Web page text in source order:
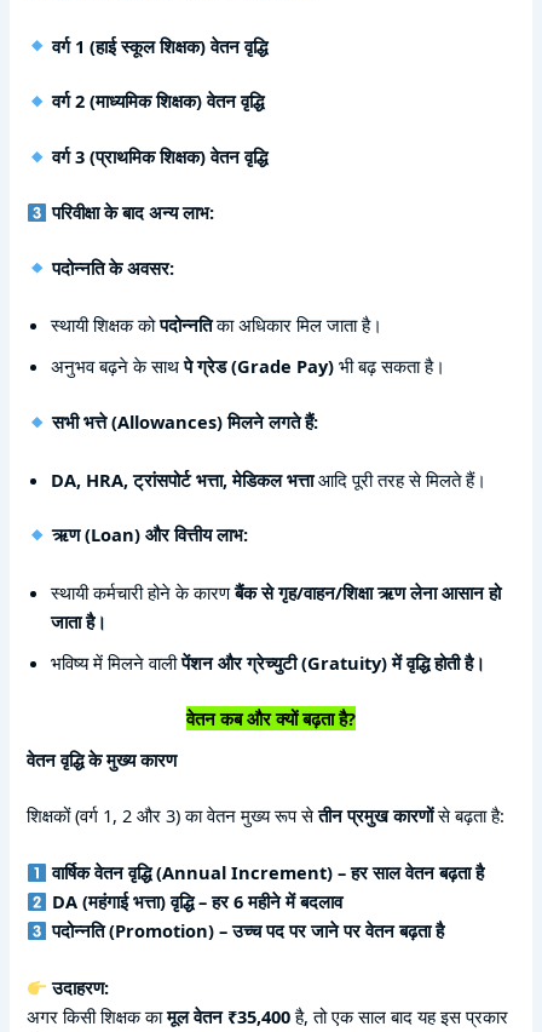
वर्ग 1 (हाई स्कूल शिक्षक) वेतन वृद्धि
वर्ग 2 (माध्यमिक शिक्षक) वेतन वृद्धि
वर्ग 3 (प्राथमिक शिक्षक) वेतन वृद्धि
परिवीक्षा के बाद अन्य लाभ:
पदोन्नति के अवसर:
स्थायी शिक्षक कोपदोन्नतिका अधिकार मिल जाता है।
अनुभव बढ़ने के साथपे ग्रेड (Grade Pay) भी बढ़ सकता है।
सभी भत्ते (Allowances) मिलने लगते हैं:
DA, HRA, ट्रांसपोर्ट भत्ता, मेडिकल भत्ताआदि पूरी तरह से मिलते हैं।
ऋण (Loan) और वित्तीय लाभ:
स्थायी कर्मचारी होने के कारणबैंक से गृह/वाहन/शिक्षा ऋण लेना आसान हो
जाता है।
भविष्य में मिलने वालीपेंशन और ग्रेच्युटी (Gratuity) में वृद्धि होती है।
वेतन कब और क्यों बढ़ता है?
वेतन वृद्धि के मुख्य कारण
शिक्षकों (वर्ग 1, 2 और 3) का वेतन मुख्य रूप सेतीन प्रमुख कारणोंसे बढ़ता है:
वार्षिक वेतन वृद्धि (Annual Increment) – हर साल वेतन बढ़ता है
DA (महंगाई भत्ता) वृद्धि – हर 6 महीने में बदलाव
पदोन्नति (Promotion) – उच्च पद पर जाने पर वेतन बढ़ता है
उदाहरण:
अगर किसी शिक्षक कामूल वेतन ₹35,400है, तो एक साल बाद यह इस प्रकार